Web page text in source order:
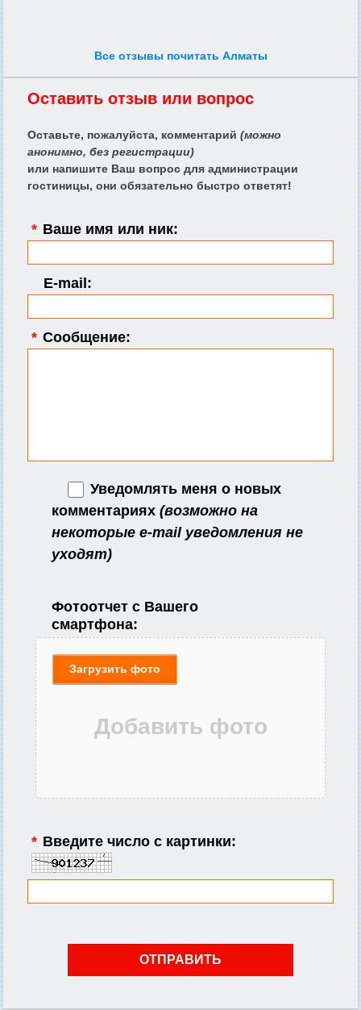
Все отзывы почитать Алматы
Оставить отзыв или вопрос
Оставьте, пожалуйста, комментарий (можно
анонимно, без регистрации)
или напишите Ваш вопрос для администрации
гостиницы, они обязательно быстро ответят!
* Ваше имя или ник:
E-mail:
* Сообщение:
Уведомлять меня о новых
комментариях (возможно на
некоторые e-mail уведомления не
уходят)
Фотоотчет с Вашего
смартфона:
Загрузить фото
* Введите число с картинки: